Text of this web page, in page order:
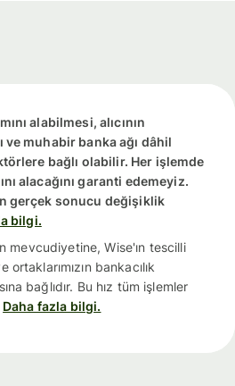
alabilmesi, alıcının
ve muhabir banka ağı dâhil
bağlı olabilir. Her işlemde
alacağını garanti edemeyiz.
gerçek sonucu değişiklik
bilgi.
mevcudiyetine, Wise'ın tescilli
bankacılık
bağlıdır. Bu hız tüm işlemler
Daha fazla bilgi.